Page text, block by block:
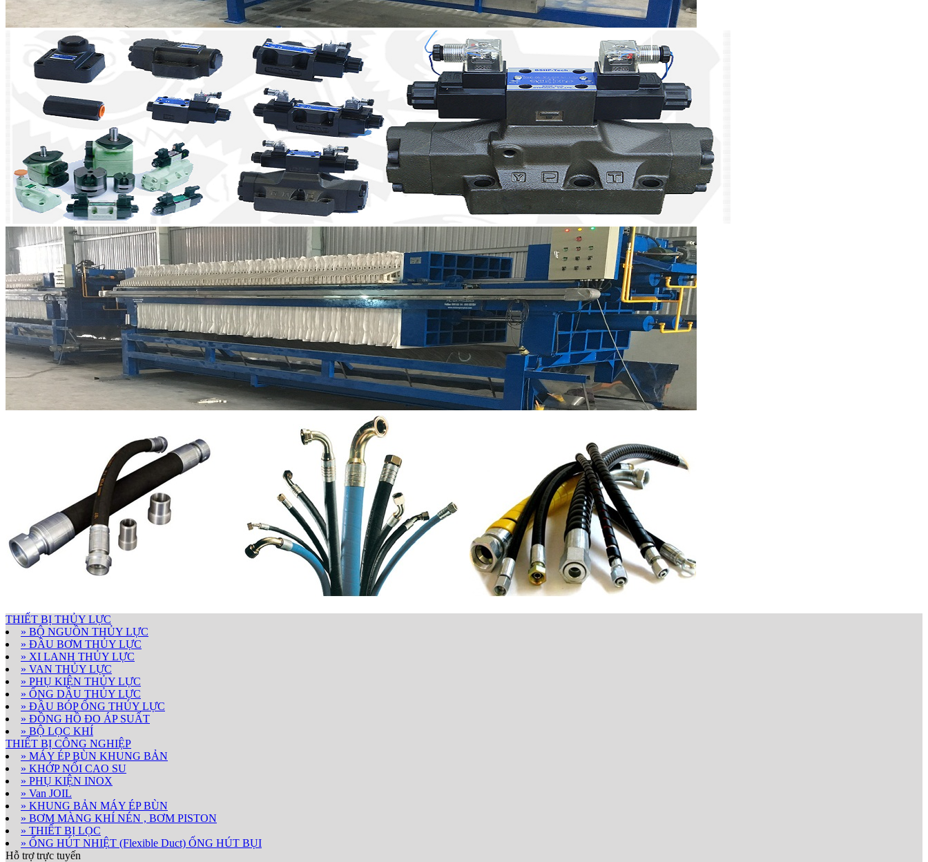
THIẾT BỊ THỦY LỰC
» BỘ NGUỒN THỦY LỰC
» ĐẦU BƠM THỦY LỰC
» XI LANH THỦY LỰC
» VAN THỦY LỰC
» PHỤ KIỆN THỦY LỰC
» ỐNG DẦU THỦY LỰC
» ĐẦU BÓP ỐNG THỦY LỰC
» ĐỒNG HỒ ĐO ÁP SUẤT
» BỘ LỌC KHÍ
THIẾT BỊ CÔNG NGHIỆP
» MÁY ÉP BÙN KHUNG BẢN
» KHỚP NỐI CAO SU
» PHỤ KIỆN INOX
» Van JOIL
» KHUNG BẢN MÁY ÉP BÙN
» BƠM MÀNG KHÍ NÉN , BƠM PISTON
» THIẾT BỊ LỌC
» ỐNG HÚT NHIỆT (Flexible Duct) ỐNG HÚT BỤI
Hỗ trợ trực tuyến